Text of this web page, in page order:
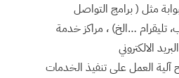
مثل ( برامج التواصل
تليقرام …الخ) ، مراكز خدمة
الالكتروني
آلية العمل على تنفيذ الخدمات